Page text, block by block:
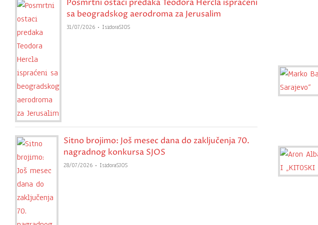
Posmrtni ostaci predaka Teodora Hercla ispraćeni
sa beogradskog aerodroma za Jerusalim
31/07/2026 IsidoraSJOS
Sitno brojimo: Još mesec dana do zaključenja 70.
nagradnog konkursa SJOS
28/07/2026 IsidoraSJOS